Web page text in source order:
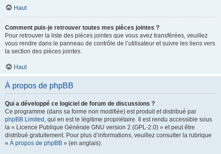
Haut
Comment puis-je retrouver toutes mes pièces jointes ?
Pour retrouver la liste des pièces jointes que vous avez transférées, veuillez
vous rendre dans le panneau de contrôle de l’utilisateur et suivre les liens vers
la section des pièces jointes.
Haut
À propos de phpBB
Qui a développé ce logiciel de forum de discussions ?
Ce programme (dans sa forme non modifiée) est produit et distribué par
phpBB Limited , qui en est le légitime propriétaire. Il est rendu accessible sous
la « Licence Publique Générale GNU version 2 (GPL-2.0) » et peut être
distribué gratuitement. Pour plus d’informations, veuillez consulter la rubrique
« À propos de phpBB » (en anglais).